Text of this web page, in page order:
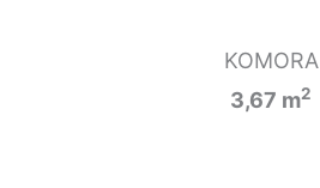
KOMORA
3,67 m2